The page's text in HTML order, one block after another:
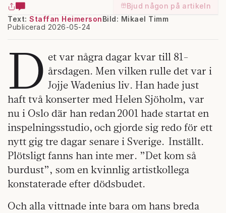
Bjud någon på artikeln
Text: Staffan Heimerson
Publicerad 2026-05-24
Bild: Mikael Timm
D et var några dagar kvar till 81-
årsdagen. Men vilken rulle det var i
Jojje Wadenius liv. Han hade just
haft två konserter med Helen Sjöholm, var
nu i Oslo där han redan 2001 hade startat en
inspelningsstudio, och gjorde sig redo för ett
nytt gig tre dagar senare i Sverige. Inställt.
Plötsligt fanns han inte mer. ”Det kom så
burdust”, som en kvinnlig artistkollega
konstaterade efter dödsbudet.
Och alla vittnade inte bara om hans breda